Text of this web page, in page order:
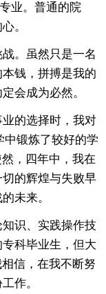
业。普通的院
。
。虽然只是一名
钱，拼搏是我的
会成为必然。
的选择时，我对
中锻炼了较好的学
，四年中，我在
的辉煌与失败早
未来。
识、实践操作技
科毕业生，但大
信，在我不断努
作。